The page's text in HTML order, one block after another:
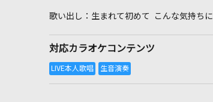
生まれて初めて こんな気持ちに
対応カラオケコンテンツ